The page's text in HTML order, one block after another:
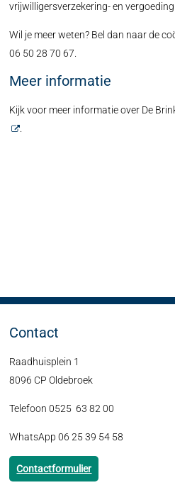
vrijwilligersverzekering- en vergoeding.
Wil je meer weten? Bel dan naar de
06 50 28 70 67.
Meer informatie
Kijk voor meer informatie over De
Contact
Raadhuisplein 1
8096 CP Oldebroek
Telefoon 0525 63 82 00
WhatsApp 06 25 39 54 58
Contactformulier